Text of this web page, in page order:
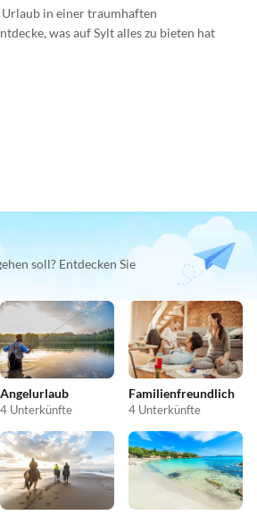
in einer traumhaften
was auf Sylt alles zu bieten hat
soll? Entdecken Sie
Angelurlaub
4 Unterkünfte
Familienfreundlich
4 Unterkünfte